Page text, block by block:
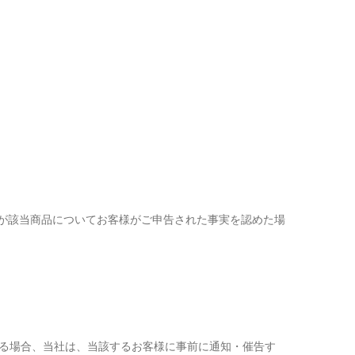
該当商品についてお客様がご申告された事実を認めた場
場合、当社は、当該するお客様に事前に通知・催告す